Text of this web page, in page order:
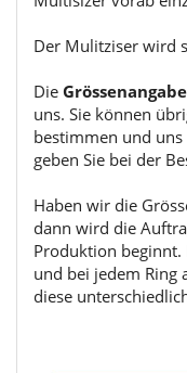
Der Mulitziser wird
Die Grössenangabe
uns. Sie können
bestimmen und uns
geben Sie bei der
Haben wir die
dann wird die
Produktion
und bei jedem Ring
diese